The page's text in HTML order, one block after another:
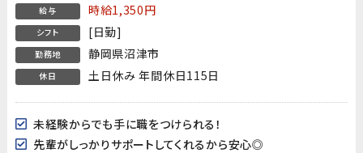
給与 時給1,350円
シフト [日勤]
勤務地 静岡県沼津市
休日 土日休み 年間休日115日
未経験からでも手に職をつけられる！
先輩がしっかりサポートしてくれるから安心◎